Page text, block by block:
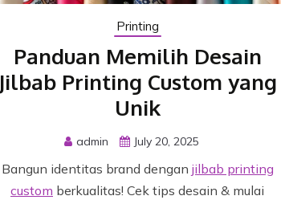
Printing
Panduan Memilih Desain
Jilbab Printing Custom yang
Unik
admin July 20, 2025
Bangun identitas brand dengan jilbab printing
custom berkualitas! Cek tips desain & mulai